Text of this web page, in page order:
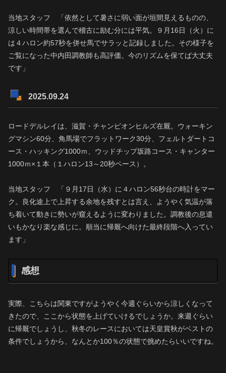
当地スタッフ 「依然として暑さに弱い面が垣間見えるものの、
涼しい時間帯を選んで稽古に励む分には平気。９月16日（火）に
は４ハロン約57秒を併せ馬でサラッと記録しました。その様子を
ご覧になった中内田調教師も高評価。今のリズムを保てば大丈夫
です」
2025.09.24
ロードデルレイは、滋賀・チャンピオンヒルズ在厩。ウォーキン
グマシン60分、角馬場でフラットワーク30分、フェルトダートコ
ース・ハッキング1000ｍ、ウッドチップ坂路コース・キャンター
1000ｍ×１本（１ハロン13～20秒ペース）。
当地スタッフ 「９月17日（水）に４ハロン56秒台の時計をマー
ク。良化途上で上昇する余地を残すとは言え、ようやく気温が落
ち着いて動きに勢いが窺えるように変わりました。調教後の息遣
いもかなり楽な感じに。順当に帰厩へ向けた最終段階へ入ってい
ます」
感想
実際、こちらは関東ですがようやく今週ぐらいから涼しくなって
きたので、ここから状態を上げていけるでしょうか。来週ぐらい
に帰厩でしょうし、秋冬のレースにおいては天皇賞秋がベストの
条件でしょうから、なんとか100％の状態で挑めたらいいですね。